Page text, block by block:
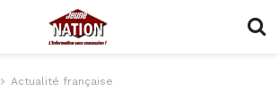
Actualité française